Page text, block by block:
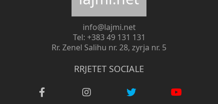
info@lajmi.net
Tel: +383 49 131 131
Rr. Zenel Salihu nr. 28, zyrja nr. 5
RRJETET SOCIALE